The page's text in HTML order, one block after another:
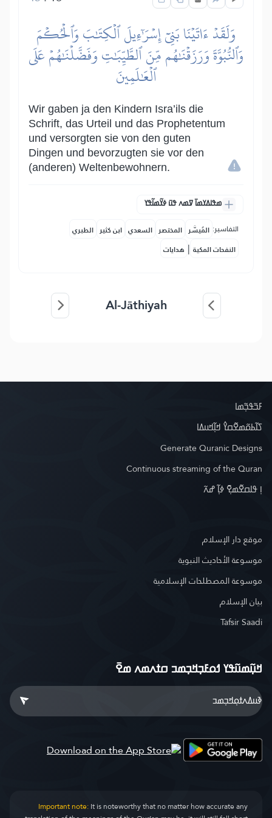
وَلَقَدۡ ءَاتَيۡنَا بَنِيٓ إِسۡرَٰٓءِيلَ ٱلۡكِتَٰبَ وَٱلۡحُكۡمَ
وَٱلنُّبُوَّةَ وَرَزَقۡنَٰهُم مِّنَ ٱلطَّيِّبَٰتِ وَفَضَّلۡنَٰهُمۡ عَلَى
ٱلۡعَٰلَمِينَ
Wir gaben ja den Kindern Isra’ils die
Schrift, das Urteil und das Prophetentum
und versorgten sie von den guten
Dingen und bevorzugten sie vor den
(anderen) Weltenbewohnern.
ߘߟߊߡߌߘߊ߫ ߜߘߍ ߟߎ߫ ߦߌ߬ߘߊ߬ߟߌ
التفاسير: المُيسَّر المختصر السعدي ابن كثير الطبري
النفحات المكية | هدايات
Al-Jāthiyah
ߓߏ߬ߟߏ߲߬ߘߊ
ߖߊ߬ߕߋ߬ߘߐ߬ߛߌ߮ ߞߊ߲߬ߞߎߡߊ
Generate Quranic Designs
Continuous streaming of the Quran
ߊ߲ ߟߊߛߐ߬ߘߐ߲߫ ߦߊ߲߬ ߝߍ߬
موقع دار الإسلام
موسوعة الأحاديث النبوية
موسوعة المصطلحات الإسلامية
بيان الإسلام
Tafsir Saadi
ߞߎ߲߬ߘߎ߬ߟߌ ߗߋߓߏ߲ߞߏ߲ߘߏ ߛߙߍߘߍ ߘߐ߫
Important note:It is noteworthy that no matter how accurate any